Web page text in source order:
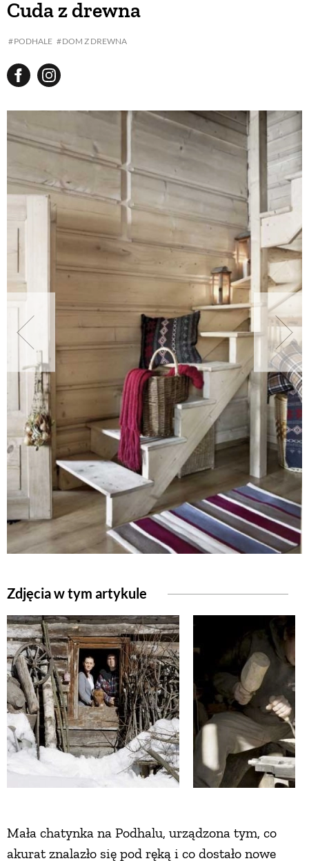
Cuda z drewna
PODHALE DOM Z DREWNA
Zdjęcia w tym artykule
Mała chatynka na Podhalu, urządzona tym, co
akurat znalazło się pod ręką i co dostało nowe
BUDUJEMY DOM
WARZYWA I OWOCE
ROŚLINY OGRODOWE
PORADY
ZIELEŃ W DOMU
PROJEKTOWANIE OGRODU
NATURALNIE
URODA
NATURALNA APTECZKA
DLA DOMU
EKO ŻYCIE
ZWIERZĘTA W NATURZE
GRZYBY
KRAJOBRAZ
RĘKODZIEŁO
RZEMIOSŁO